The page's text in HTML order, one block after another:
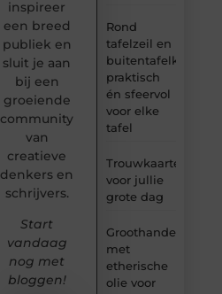
Rond
tafelzeil en
buitentafelkleed:
praktisch
én sfeervol
voor elke
tafel
Trouwkaarten
voor jullie
grote dag
Groothandel
met
etherische
olie voor
inspireer
een breed
publiek en
sluit je aan
bij een
groeiende
community
van
creatieve
denkers en
schrijvers.
Start
vandaag
nog met
bloggen!